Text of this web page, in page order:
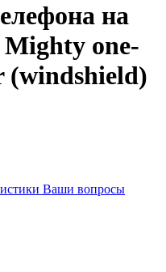
на
one-
(windshield)
Ваши вопросы